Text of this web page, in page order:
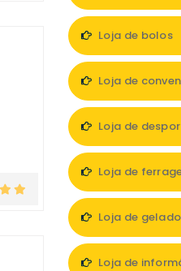
Loja de bolos
Loja de
Loja de
Loja de
Loja de
Loja de